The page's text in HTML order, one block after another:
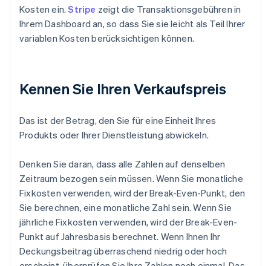
Kosten ein.Stripe zeigt die Transaktionsgebühren in
Ihrem Dashboard an, so dass Sie sie leicht als Teil Ihrer
variablen Kosten berücksichtigen können.
Kennen Sie Ihren Verkaufspreis
Das ist der Betrag, den Sie für eine Einheit Ihres
Produkts oder Ihrer Dienstleistung abwickeln.
Denken Sie daran, dass alle Zahlen auf denselben
Zeitraum bezogen sein müssen. Wenn Sie monatliche
Fixkosten verwenden, wird der Break-Even-Punkt, den
Sie berechnen, eine monatliche Zahl sein. Wenn Sie
jährliche Fixkosten verwenden, wird der Break-Even-
Punkt auf Jahresbasis berechnet. Wenn Ihnen Ihr
Deckungsbeitrag überraschend niedrig oder hoch